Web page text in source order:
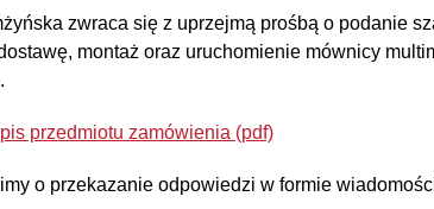
zwraca się z uprzejmą prośbą o podanie
montaż oraz uruchomienie mównicy
przedmiotu zamówienia (pdf)
o przekazanie odpowiedzi w formie